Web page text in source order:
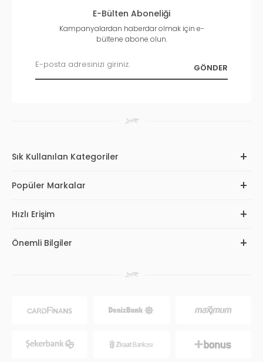
E-Bülten Aboneliği
Kampanyalardan haberdar olmak için e-
bültene abone olun.
Sık Kullanılan Kategoriler
Popüler Markalar
Hızlı Erişim
Önemli Bilgiler